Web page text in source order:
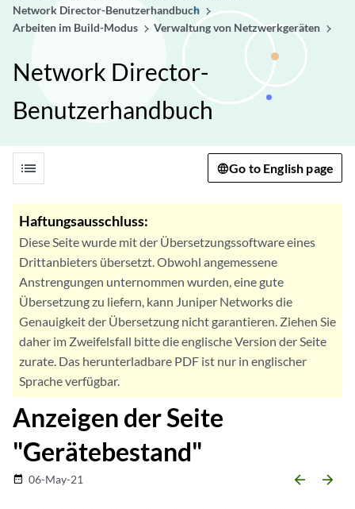
Network Director-Benutzerhandbuch
Arbeiten im Build-Modus
Verwaltung von Netzwerkgeräten
Network Director-
Benutzerhandbuch
list Go to English page
Haftungsausschluss:
Diese Seite wurde mit der Übersetzungssoftware eines
Drittanbieters übersetzt. Obwohl angemessene
Anstrengungen unternommen wurden, eine gute
Übersetzung zu liefern, kann Juniper Networks die
Genauigkeit der Übersetzung nicht garantieren. Ziehen Sie
daher im Zweifelsfall bitte die englische Version der Seite
zurate. Das herunterladbare PDF ist nur in englischer
Sprache verfügbar.
Anzeigen der Seite
"Gerätebestand"
date_range 06-May-21 arrow_backward arrow_forward